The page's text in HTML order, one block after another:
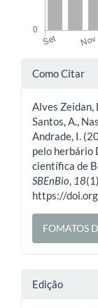
Detalhes
artigo
Como Citar
Alves Zeidan,
Santos, A.,
Andrade, I.
pelo herbário
científica de
SBEnBio, 18
https://
FOMATOS
Edição